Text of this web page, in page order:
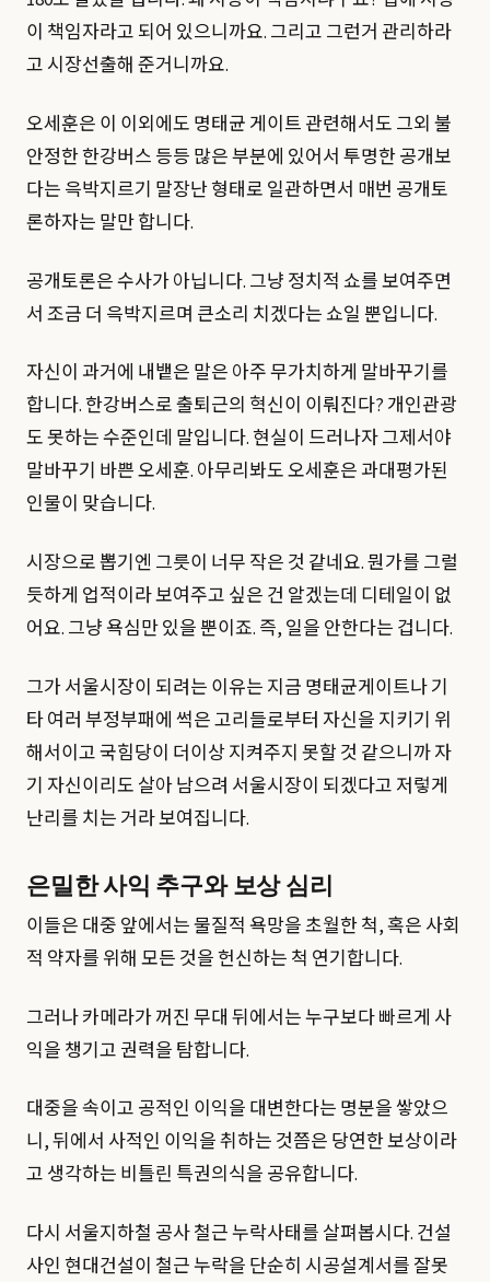
이 책임자라고 되어 있으니까요. 그리고 그런거 관리하라
고 시장선출해 준거니까요.
오세훈은 이 이외에도 명태균 게이트 관련해서도 그외 불
안정한 한강버스 등등 많은 부분에 있어서 투명한 공개보
다는 윽박지르기 말장난 형태로 일관하면서 매번 공개토
론하자는 말만 합니다.
공개토론은 수사가 아닙니다. 그냥 정치적 쇼를 보여주면
서 조금 더 윽박지르며 큰소리 치겠다는 쇼일 뿐입니다.
자신이 과거에 내뱉은 말은 아주 무가치하게 말바꾸기를
합니다. 한강버스로 출퇴근의 혁신이 이뤄진다? 개인관광
도 못하는 수준인데 말입니다. 현실이 드러나자 그제서야
말바꾸기 바쁜 오세훈. 아무리봐도 오세훈은 과대평가된
인물이 맞습니다.
시장으로 뽑기엔 그릇이 너무 작은 것 같네요. 뭔가를 그럴
듯하게 업적이라 보여주고 싶은 건 알겠는데 디테일이 없
어요. 그냥 욕심만 있을 뿐이죠. 즉, 일을 안한다는 겁니다.
그가 서울시장이 되려는 이유는 지금 명태균게이트나 기
타 여러 부정부패에 썩은 고리들로부터 자신을 지키기 위
해서이고 국힘당이 더이상 지켜주지 못할 것 같으니까 자
기 자신이리도 살아 남으려 서울시장이 되겠다고 저렇게
난리를 치는 거라 보여집니다.
은밀한 사익 추구와 보상 심리
이들은 대중 앞에서는 물질적 욕망을 초월한 척, 혹은 사회
적 약자를 위해 모든 것을 헌신하는 척 연기합니다.
그러나 카메라가 꺼진 무대 뒤에서는 누구보다 빠르게 사
익을 챙기고 권력을 탐합니다.
대중을 속이고 공적인 이익을 대변한다는 명분을 쌓았으
니, 뒤에서 사적인 이익을 취하는 것쯤은 당연한 보상이라
고 생각하는 비틀린 특권의식을 공유합니다.
다시 서울지하철 공사 철근 누락사태를 살펴봅시다. 건설
사인 현대건설이 철근 누락을 단순히 시공설계서를 잘못